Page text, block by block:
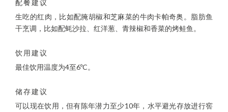
配餐建议
生吃的红肉，比如配腌胡椒和芝麻菜的牛肉卡帕奇奥。脂肪鱼
干烹调，比如配蚝沙拉、红洋葱、青辣椒和香菜的烤鲑鱼。
饮用建议
最佳饮用温度为4至6ºC。
储存建议
可以现在饮用，但有陈年潜力至少10年，水平避光存放进行窖